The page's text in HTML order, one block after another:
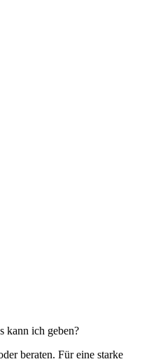
kann ich geben?
beraten. Für eine starke